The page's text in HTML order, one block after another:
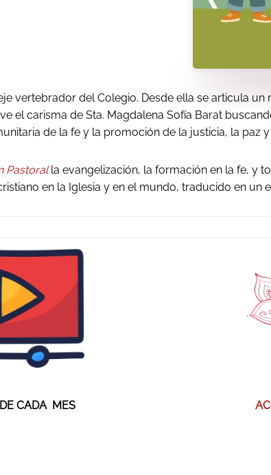
vertebrador del Colegio. Desde ella se articula
el carisma de Sta. Magdalena Sofía Barat
de la fe y la promoción de la justicia, la paz
Pastoralla evangelización, la formación en la fe, y
en la Iglesia y en el mundo, traducido en un
CADA MES